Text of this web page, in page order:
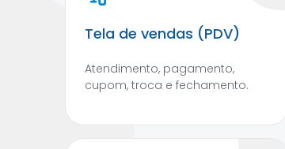
Tela de vendas (PDV)
Atendimento, pagamento,
cupom, troca e fechamento.